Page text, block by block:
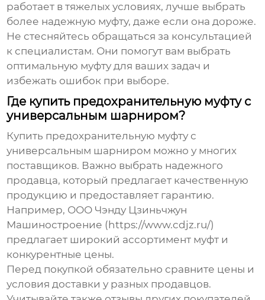
работает в тяжелых условиях, лучше выбрать
более надежную муфту, даже если она дороже.
Не стесняйтесь обращаться за консультацией
к специалистам. Они помогут вам выбрать
оптимальную муфту для ваших задач и
избежать ошибок при выборе.
Где купить предохранительную муфту с
универсальным шарниром?
Купить предохранительную муфту с
универсальным шарниром можно у многих
поставщиков. Важно выбрать надежного
продавца, который предлагает качественную
продукцию и предоставляет гарантию.
Например, ООО Чэнду Цзиньчжун
Машиностроение (https://www.cdjz.ru/)
предлагает широкий ассортимент муфт и
конкурентные цены.
Перед покупкой обязательно сравните цены и
условия доставки у разных продавцов.